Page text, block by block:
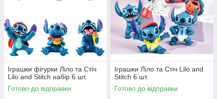
Іграшки фігурки Ліло та Стіч
Lilo and Stitch набір 6 шт.
Готово до відправки
Іграшки Ліло та Стіч Lilo and
Stitch 6 шт.
Готово до відправки